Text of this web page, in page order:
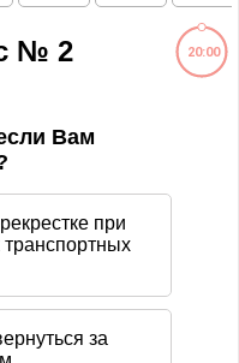
№ 2 20:00
Вам
при
транспортных
за